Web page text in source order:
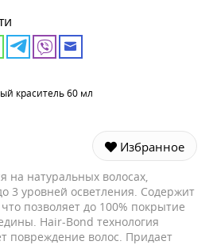
краситель 60 мл
Избранное
на натуральных волосах,
3 уровней осветления. Содержит
позволяет до 100% покрытие
Hair-Bond технология
повреждение волос. Придает